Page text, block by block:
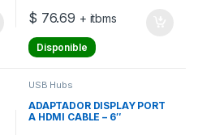
$ 76.69 + itbms
Disponible
USB Hubs
ADAPTADOR DISPLAY PORT
A HDMI CABLE – 6″